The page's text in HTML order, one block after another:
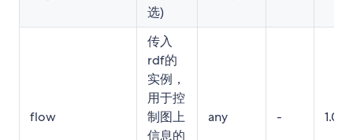
选)
flow
传入
rdf的
实例，
用于控
制图上
信息的
any - 1.0.7